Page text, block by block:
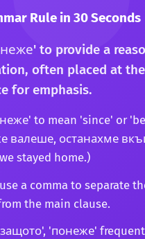
Rule in 30 Seconds
to provide a
often placed at
for emphasis.
to mean 'since' or
валеше, останахме
stayed home.)
a comma to separate
the main clause.
'понеже'